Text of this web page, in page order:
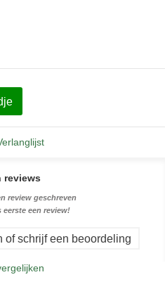
reviews
review geschreven
eerste een review!
of schrijf een beoordeling